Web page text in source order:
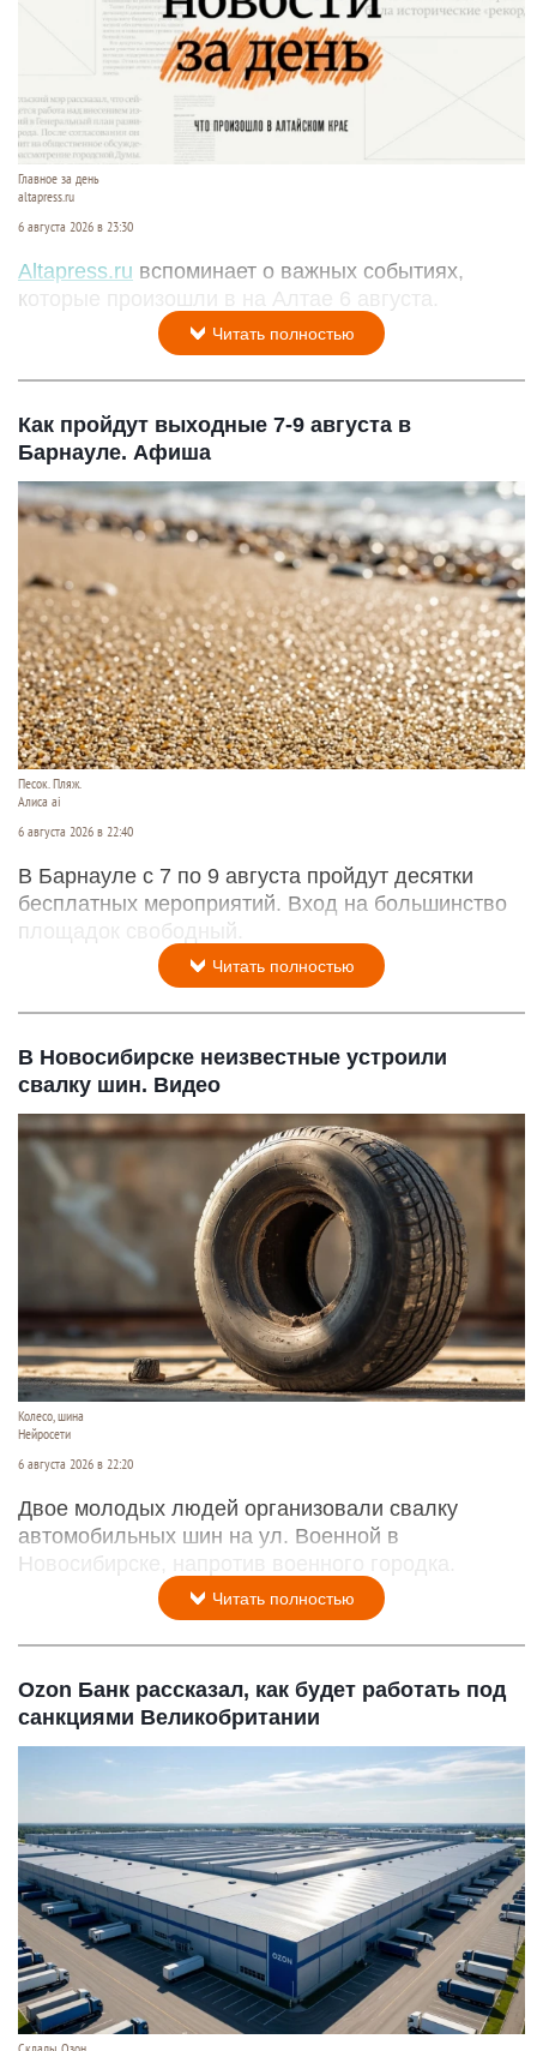
Главное за день
altapress.ru
6 августа 2026 в 23:30
Altapress.ru вспоминает о важных событиях,
которые произошли в на Алтае 6 августа.
Читать полностью
Как пройдут выходные 7-9 августа в
Барнауле. Афиша
Песок. Пляж.
Алиса ai
6 августа 2026 в 22:40
В Барнауле с 7 по 9 августа пройдут десятки
бесплатных мероприятий. Вход на большинство
площадок свободный.
Читать полностью
В Новосибирске неизвестные устроили
свалку шин. Видео
Колесо, шина
Нейросети
6 августа 2026 в 22:20
Двое молодых людей организовали свалку
автомобильных шин на ул. Военной в
Новосибирске, напротив военного городка.
Читать полностью
Ozon Банк рассказал, как будет работать под
санкциями Великобритании